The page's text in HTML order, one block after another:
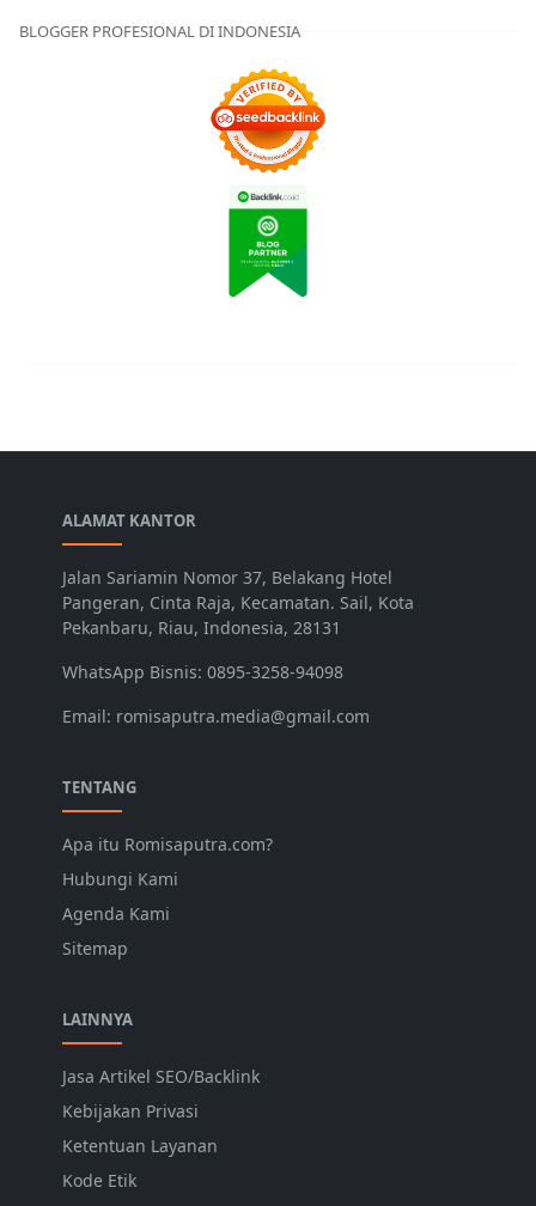
BLOGGER PROFESIONAL DI INDONESIA
ALAMAT KANTOR
Jalan Sariamin Nomor 37, Belakang Hotel
Pangeran, Cinta Raja, Kecamatan. Sail, Kota
Pekanbaru, Riau, Indonesia, 28131
WhatsApp Bisnis: 0895-3258-94098
Email: romisaputra.media@gmail.com
TENTANG
Apa itu Romisaputra.com?
Hubungi Kami
Agenda Kami
Sitemap
LAINNYA
Jasa Artikel SEO/Backlink
Kebijakan Privasi
Ketentuan Layanan
Kode Etik